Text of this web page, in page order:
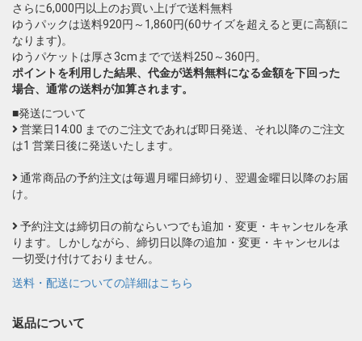
さらに6,000円以上のお買い上げで送料無料
ゆうパックは送料920円～1,860円(60サイズを超えると更に高額に
なります)。
ゆうパケットは厚さ3cmまでで送料250～360円。
ポイントを利用した結果、代金が送料無料になる金額を下回った
場合、通常の送料が加算されます。
■発送について
営業日14:00 までのご注文であれば即日発送、それ以降のご注文
は1 営業日後に発送いたします。
通常商品の予約注文は毎週月曜日締切り、翌週金曜日以降のお届
け。
予約注文は締切日の前ならいつでも追加・変更・キャンセルを承
ります。しかしながら、締切日以降の追加・変更・キャンセルは
一切受け付けておりません。
送料・配送についての詳細はこちら
返品について